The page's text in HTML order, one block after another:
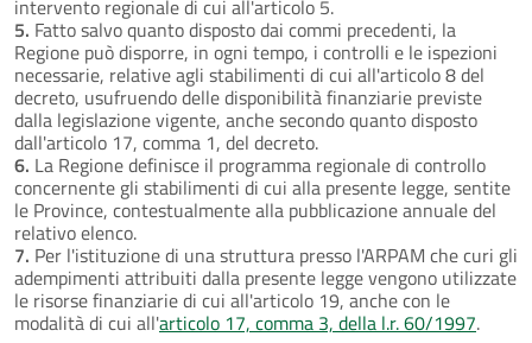
intervento regionale di cui all'articolo 5.
5. Fatto salvo quanto disposto dai commi precedenti, la
Regione può disporre, in ogni tempo, i controlli e le ispezioni
necessarie, relative agli stabilimenti di cui all'articolo 8 del
decreto, usufruendo delle disponibilità finanziarie previste
dalla legislazione vigente, anche secondo quanto disposto
dall'articolo 17, comma 1, del decreto.
6. La Regione definisce il programma regionale di controllo
concernente gli stabilimenti di cui alla presente legge, sentite
le Province, contestualmente alla pubblicazione annuale del
relativo elenco.
7. Per l'istituzione di una struttura presso l'ARPAM che curi gli
adempimenti attribuiti dalla presente legge vengono utilizzate
le risorse finanziarie di cui all'articolo 19, anche con le
modalità di cui all'articolo 17, comma 3, della l.r. 60/1997.